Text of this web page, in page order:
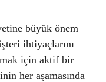
büyük önem
ihtiyaçlarını
için aktif bir
her aşamasında